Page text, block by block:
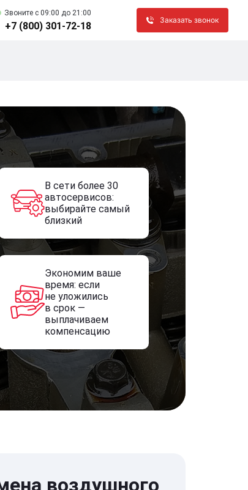
Звоните c 09:00 до 21:00
+7 (800) 301-72-18
Заказать звонок
В сети более 30
автосервисов:
выбирайте самый
близкий
Экономим ваше
время: если
не уложились
в срок —
выплачиваем
компенсацию
воздушного